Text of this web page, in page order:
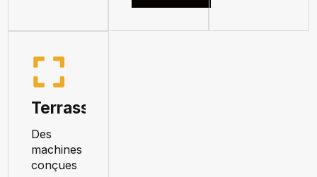
Terrassement
Des
machines
conçues